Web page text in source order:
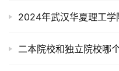
2024年武汉华夏理工学
二本院校和独立院校哪